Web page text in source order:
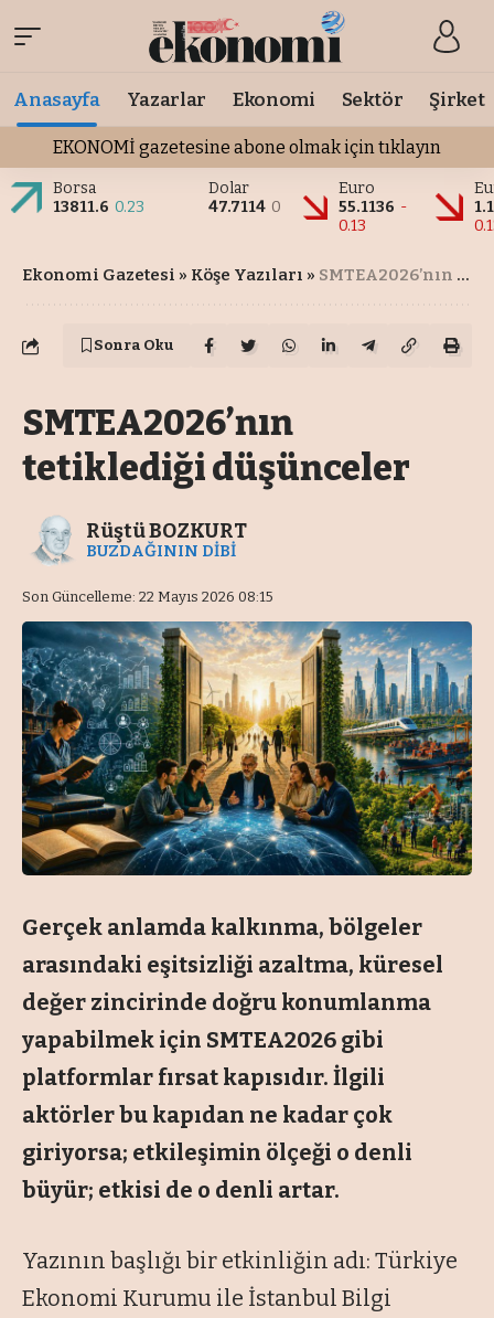
Anasayfa Yazarlar Ekonomi Sektör Şirket
EKONOMİ gazetesine abone olmak için tıklayın
Borsa
13811.6 0.23
Dolar
47.7114 0
Euro
55.1136 -
0.13
Ekonomi Gazetesi » Köşe Yazıları » SMTEA2026’nın tetiklediği düşünceler
Sonra Oku
SMTEA2026’nın
tetiklediği düşünceler
Son Güncelleme: 22 Mayıs 2026 08:15
Rüştü BOZKURT
BUZDAĞININ DİBİ
Gerçek anlamda kalkınma, bölgeler
arasındaki eşitsizliği azaltma, küresel
değer zincirinde doğru konumlanma
yapabilmek için SMTEA2026 gibi
platformlar fırsat kapısıdır. İlgili
aktörler bu kapıdan ne kadar çok
giriyorsa; etkileşimin ölçeği o denli
büyür; etkisi de o denli artar.
Yazının başlığı bir etkinliğin adı: Türkiye
Ekonomi Kurumu ile İstanbul Bilgi